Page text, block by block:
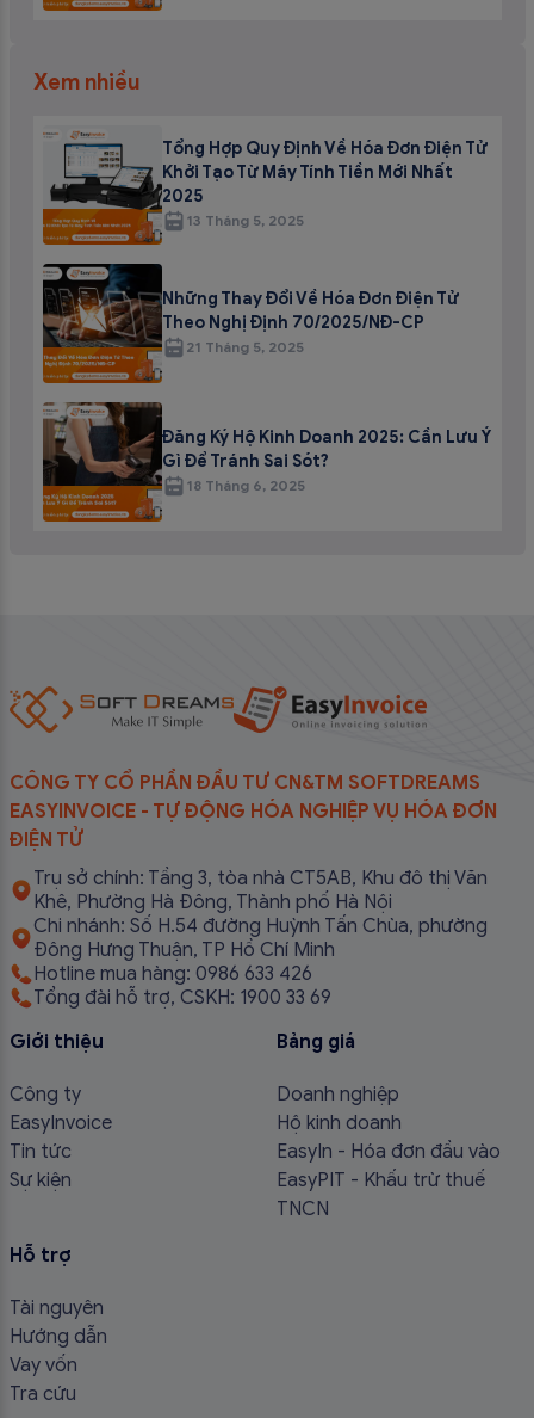
Xem nhiều
Tổng Hợp Quy Định Về Hóa Đơn Điện Tử
Khởi Tạo Từ Máy Tính Tiền Mới Nhất
2025
13 Tháng 5, 2025
Những Thay Đổi Về Hóa Đơn Điện Tử
Theo Nghị Định 70/2025/NĐ-CP
21 Tháng 5, 2025
Đăng Ký Hộ Kinh Doanh 2025: Cần Lưu Ý
Gì Để Tránh Sai Sót?
18 Tháng 6, 2025
CÔNG TY CỔ PHẦN ĐẦU TƯ CN&TM SOFTDREAMS
EASYINVOICE - TỰ ĐỘNG HÓA NGHIỆP VỤ HÓA ĐƠN
ĐIỆN TỬ
Trụ sở chính: Tầng 3, tòa nhà CT5AB, Khu đô thị Văn
Khê, Phường Hà Đông, Thành phố Hà Nội
Chi nhánh: Số H.54 đường Huỳnh Tấn Chùa, phường
Đông Hưng Thuận, TP Hồ Chí Minh
Hotline mua hàng: 0986 633 426
Tổng đài hỗ trợ, CSKH: 1900 33 69
Giới thiệu
Công ty
EasyInvoice
Tin tức
Sự kiện
Bảng giá
Doanh nghiệp
Hộ kinh doanh
EasyIn - Hóa đơn đầu vào
EasyPIT - Khấu trừ thuế
TNCN
Hỗ trợ
Tài nguyên
Hướng dẫn
Vay vốn
Tra cứu